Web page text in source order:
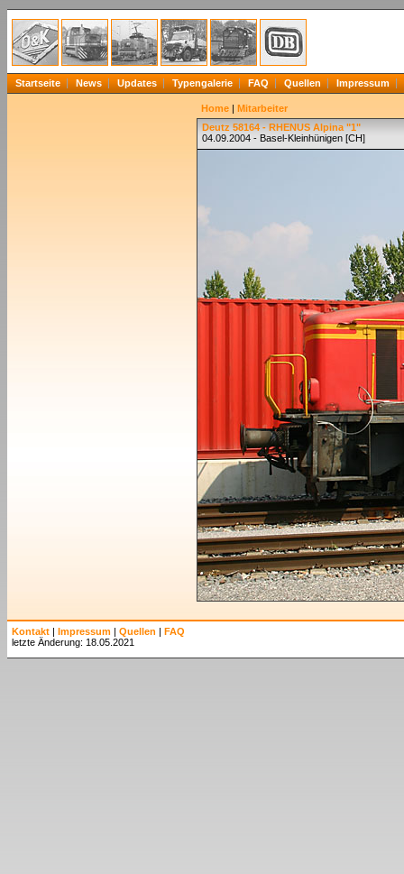
Startseite News Updates Typengalerie FAQ Quellen Impressum
Home | Mitarbeiter
Deutz 58164 - RHENUS Alpina "1"
04.09.2004 - Basel-Kleinhünigen [CH]
Kontakt | Impressum | Quellen | FAQ
letzte Änderung: 18.05.2021